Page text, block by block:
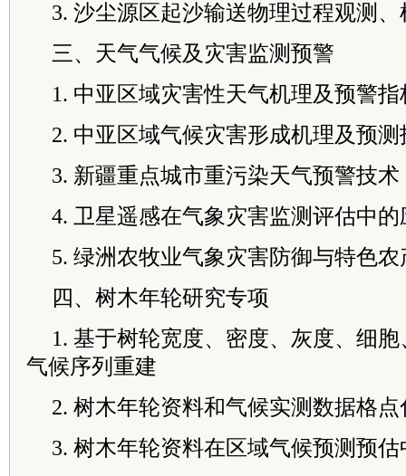
3. 沙尘源区起沙输送物理过程观测
三、天气气候及灾害监测预警
1. 中亚区域灾害性天气机理及预警指
2. 中亚区域气候灾害形成机理及预测
3. 新疆重点城市重污染天气预警技术
4. 卫星遥感在气象灾害监测评估中的
5. 绿洲农牧业气象灾害防御与特色
四、树木年轮研究专项
1. 基于树轮宽度、密度、灰度、细
气候序列重建
2. 树木年轮资料和气候实测数据格点
3. 树木年轮资料在区域气候预测预